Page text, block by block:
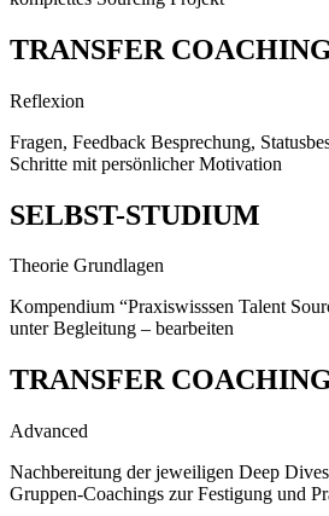
TRANSFER
Reflexion
Fragen, Feedback Besprechung,
Schritte mit persönlicher Motivation
SELBST-STUDIUM
Theorie Grundlagen
Kompendium “Praxiswisssen Talent
unter Begleitung – bearbeiten
TRANSFER
Advanced
Nachbereitung der jeweiligen Deep
Gruppen-Coachings zur Festigung und